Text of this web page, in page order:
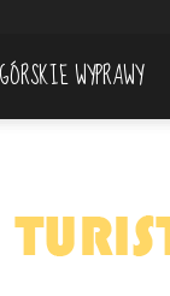
GÓRSKIE WYPRAWY